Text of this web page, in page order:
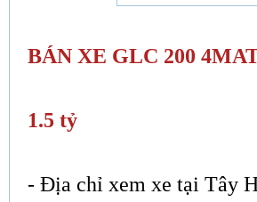
BÁN XE GLC 200
1.5 tỷ
- Địa chỉ xem xe tại Tây